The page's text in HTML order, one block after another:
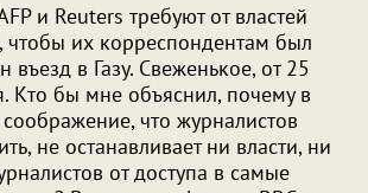
и Reuters требуют от властей
чтобы их корреспондентам был
въезд в Газу. Свеженькое, от 25
Кто бы мне объяснил, почему в
что журналистов
не останавливает ни власти, ни
от доступа в самые